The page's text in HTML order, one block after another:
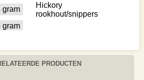
gram
gram
Hickory
rookhout/snippers
PRODUCTEN